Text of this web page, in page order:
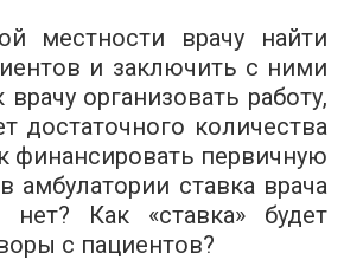
местности врачу найти
и заключить с ними
организовать работу,
достаточного количества
финансировать первичную
амбулатории ставка врача
Как «ставка» будет
с пациентов?